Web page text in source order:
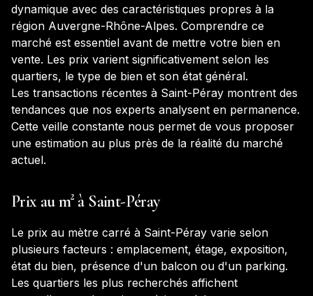
dynamique avec des caractéristiques propres à la
région Auvergne-Rhône-Alpes. Comprendre ce
marché est essentiel avant de mettre votre bien en
vente. Les prix varient significativement selon les
quartiers, le type de bien et son état général.
Les transactions récentes à Saint-Péray montrent des
tendances que nos experts analysent en permanence.
Cette veille constante nous permet de vous proposer
une estimation au plus près de la réalité du marché
actuel.
Prix au m² à Saint-Péray
Le prix au mètre carré à Saint-Péray varie selon
plusieurs facteurs : emplacement, étage, exposition,
état du bien, présence d'un balcon ou d'un parking.
Les quartiers les plus recherchés affichent